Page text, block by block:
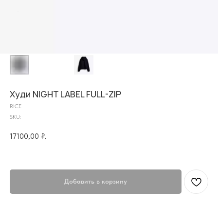
Худи NIGHT LABEL FULL-ZIP
RICE
SKU:
17100,00 ₽.
Добавить в корзину
на главную